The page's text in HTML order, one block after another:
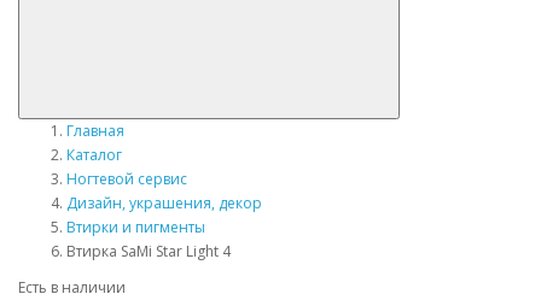
Главная
Каталог
Ногтевой сервис
Дизайн, украшения, декор
Втирки и пигменты
Втирка SaMi Star Light 4
Есть в наличии